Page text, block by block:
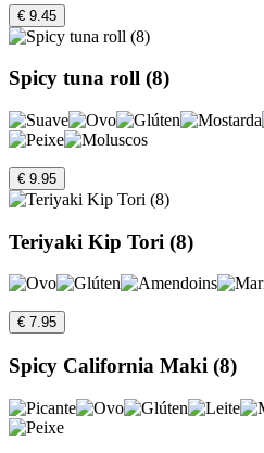
€ 9.45
Spicy tuna roll (8)
€ 9.95
Teriyaki Kip Tori (8)
€ 7.95
Spicy California Maki (8)